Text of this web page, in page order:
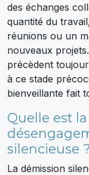
des échanges
quantité du
réunions ou un
nouveaux
précèdent
à ce stade
bienveillante fait
Quelle est
silencieuse ?
La démission